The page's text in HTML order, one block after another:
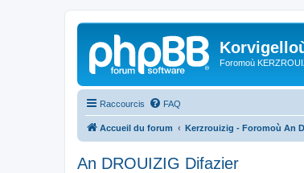
Foromoù
Raccourcis FAQ
Accueil du forum Kerzrouizig - Foromoù An
An DROUIZIG Difazier